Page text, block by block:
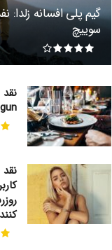
گیم پلی افسانه
سوییچ
کنند